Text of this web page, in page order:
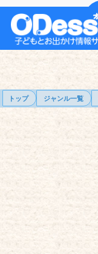
トップ ジャンル一覧